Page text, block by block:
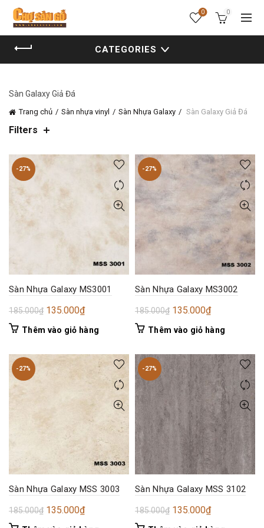
0 0
CATEGORIES
Sàn Galaxy Giả Đá
Trang chủ Sàn nhựa vinyl Sàn Nhựa Galaxy Sàn Galaxy Giả Đá
Filters
-27%
Sàn Nhựa Galaxy MS3001
185.000₫ Giá
gốc
185.000₫.
135.000₫Giá
hiện
là:
135.000₫.
Thêm vào giỏ hàng
-27%
Sàn Nhựa Galaxy MS3002
185.000₫ Giá
gốc
185.000₫.
135.000₫Giá
hiện
là:
135.000₫.
Thêm vào giỏ hàng
-27%
Sàn Nhựa Galaxy MSS 3003
185.000₫ Giá
gốc
135.000₫Giá
hiện
-27%
Sàn Nhựa Galaxy MSS 3102
185.000₫ Giá
gốc
135.000₫Giá
hiện